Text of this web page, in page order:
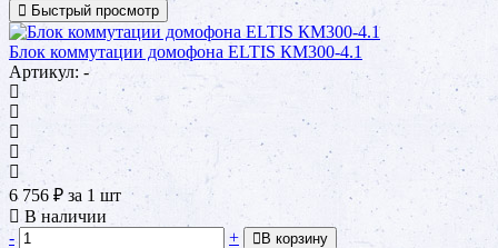
Быстрый просмотр
Блок коммутации домофона ELTIS КМ300-4.1
Артикул: -
6 756 ₽ за 1 шт
В наличии
-
+ В корзину